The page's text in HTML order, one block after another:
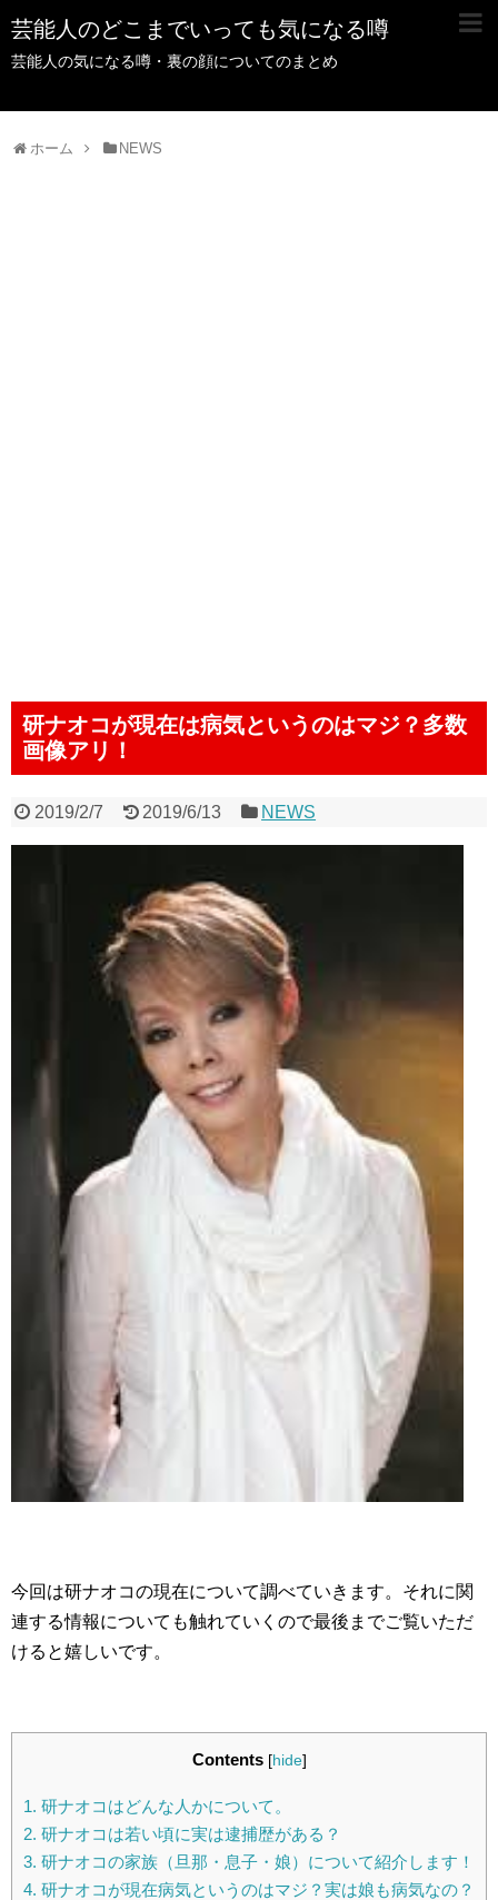
芸能人のどこまでいっても気になる噂
芸能人の気になる噂・裏の顔についてのまとめ
ホーム NEWS
研ナオコが現在は病気というのはマジ？多数
画像アリ！
2019/2/7 2019/6/13 NEWS
今回は研ナオコの現在について調べていきます。それに関
連する情報についても触れていくので最後までご覧いただ
けると嬉しいです。
Contents [hide]
1. 研ナオコはどんな人かについて。
2. 研ナオコは若い頃に実は逮捕歴がある？
3. 研ナオコの家族（旦那・息子・娘）について紹介します！
4. 研ナオコが現在病気というのはマジ？実は娘も病気なの？